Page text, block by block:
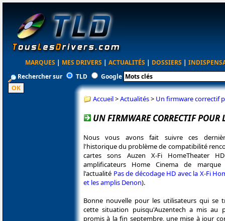
MARQUES | MES DRIVERS | ACTUALITÉS | DOSSIERS |
Rechercher sur
TLD Google
Accueil>Actualités> Un firmware correctif
UN FIRMWARE CORRECTIF
Nous vous avons fait suivre ces
l'historique du problème de compatibilité
cartes sons Auzen X-Fi HomeTheater
amplificateurs Home Cinema de
l'actualité Pas de décodage HD avec la X-Fi
et les amplis Denon).
Bonne nouvelle pour les utilisateurs qui se
cette situation puisqu'Auzentech a mis au
promis à la fin septembre, une mise à jour